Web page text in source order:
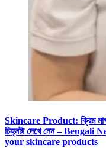
Skincare Product: ক্রিম
চিহ্নটা দেখে নেন –
your skincare products